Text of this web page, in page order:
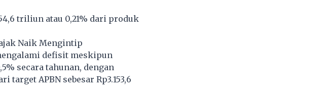
triliun atau 0,21% dari produk
Naik Mengintip
defisit meskipun
secara tahunan, dengan
target APBN sebesar Rp3.153,6